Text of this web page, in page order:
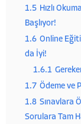
1.5 Hızlı
Başlıyor!
1.6 Online
da İyi!
1.6.1
1.7 Ödeme ve
1.8 Sınavlara
Sorulara Tam